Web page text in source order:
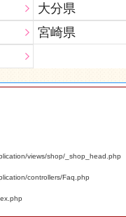
大分県
宮崎県
views/shop/_shop_head.php
controllers/Faq.php